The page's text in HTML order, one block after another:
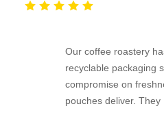
Our coffee roastery
recyclable packaging
compromise on
pouches deliver.